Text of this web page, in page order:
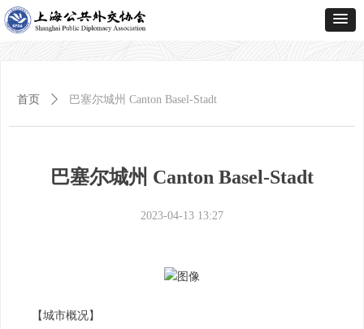
巴塞尔城州 Canton Basel-Stadt
【城市概况】
首页 ꄲ 巴塞尔城州 Canton Basel-Stadt
2023-04-13 13:27